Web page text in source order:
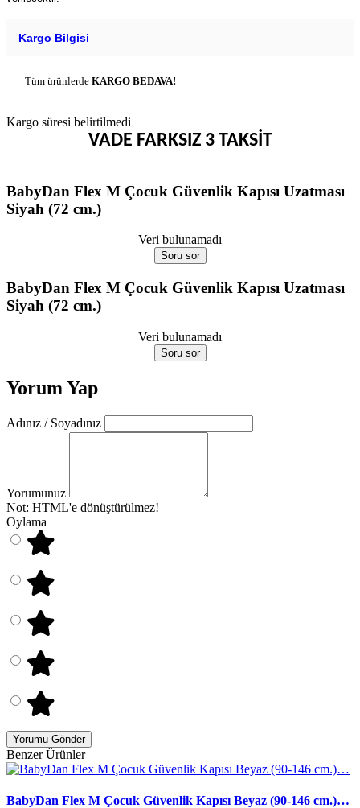
Kargo Bilgisi
Tüm ürünlerde KARGO BEDAVA!
Kargo süresi belirtilmedi
VADE FARKSIZ 3 TAKSİT
BabyDan Flex M Çocuk Güvenlik Kapısı Uzatması
Siyah (72 cm.)
Veri bulunamadı
Soru sor
BabyDan Flex M Çocuk Güvenlik Kapısı Uzatması
Siyah (72 cm.)
Veri bulunamadı
Soru sor
Yorum Yap
Adınız / Soyadınız
Yorumunuz
Not: HTML'e dönüştürülmez!
Oylama
Yorumu Gönder
Benzer Ürünler
BabyDan Flex M Çocuk Güvenlik Kapısı Beyaz (90-146 cm.)…